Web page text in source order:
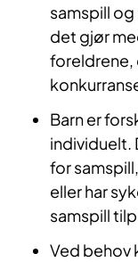
samspill og
det gjør
foreldrene,
Barn er
individuelt.
for
eller har
samspill
Ved behov